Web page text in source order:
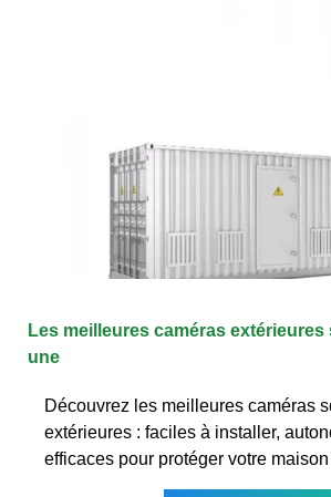
Les meilleures caméras
une
Découvrez les meilleures caméras
extérieures : faciles à installer,
efficaces pour protéger votre